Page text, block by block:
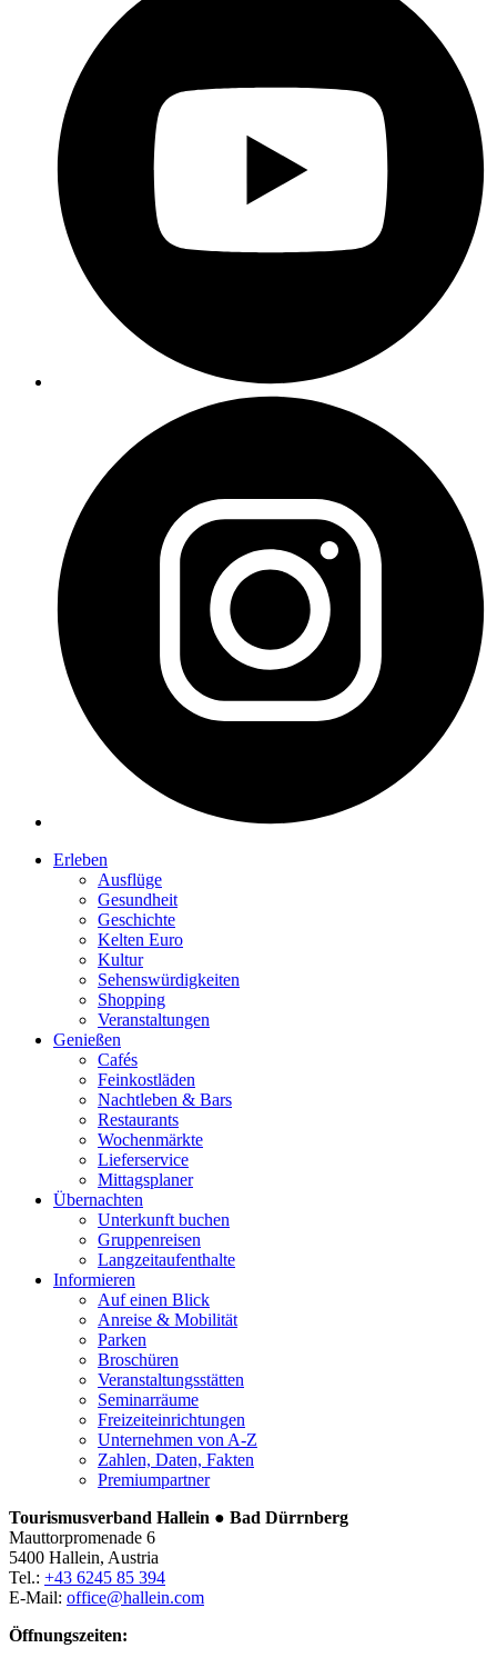
Erleben
Ausflüge
Gesundheit
Geschichte
Kelten Euro
Kultur
Sehenswürdigkeiten
Shopping
Veranstaltungen
Genießen
Cafés
Feinkostläden
Nachtleben & Bars
Restaurants
Wochenmärkte
Lieferservice
Mittagsplaner
Übernachten
Unterkunft buchen
Gruppenreisen
Langzeitaufenthalte
Informieren
Auf einen Blick
Anreise & Mobilität
Parken
Broschüren
Veranstaltungsstätten
Seminarräume
Freizeiteinrichtungen
Unternehmen von A-Z
Zahlen, Daten, Fakten
Premiumpartner
Tourismusverband Hallein ● Bad Dürrnberg
Mauttorpromenade 6
5400 Hallein, Austria
Tel.: +43 6245 85 394
E-Mail: office@hallein.com
Öffnungszeiten: